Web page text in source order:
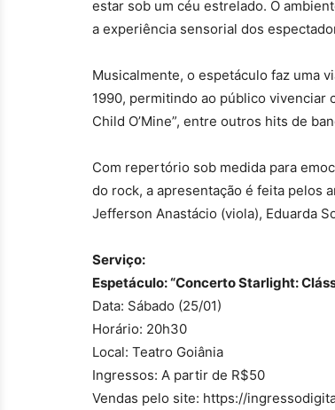
estar sob um céu estrelado. O
a experiência sensorial dos
Musicalmente, o espetáculo faz uma
1990, permitindo ao público vivenciar
Child O’Mine”, entre outros hits de
Com repertório sob medida para
do rock, a apresentação é feita pelos
Jefferson Anastácio (viola), Eduarda
Serviço:
Espetáculo: “Concerto Starlight:
Data: Sábado (25/01)
Horário: 20h30
Local: Teatro Goiânia
Ingressos: A partir de R$50
Vendas pelo site: https://